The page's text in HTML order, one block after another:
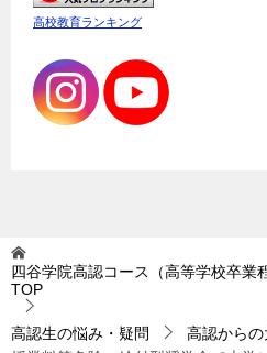
高校教育ランキング
四谷学院高認コース（高等学校卒業
TOP
高認生の悩み・疑問
高認から